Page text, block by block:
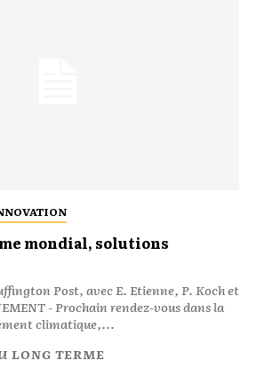
mondial, solutions
Post, avec E. Etienne, P. Koch et
climatique,...
LONG TERME